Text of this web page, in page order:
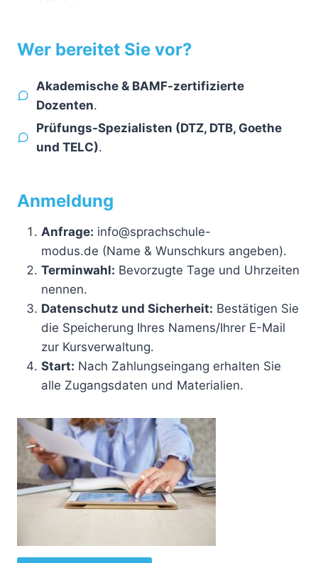
Wer bereitet Sie vor?
Akademische & BAMF-zertifizierte
Dozenten.
Prüfungs-Spezialisten (DTZ, DTB, Goethe
und TELC).
Anmeldung
Anfrage: info@sprachschule-
modus.de (Name & Wunschkurs angeben).
Terminwahl: Bevorzugte Tage und Uhrzeiten
nennen.
Datenschutz und Sicherheit: Bestätigen Sie
die Speicherung Ihres Namens/Ihrer E-Mail
zur Kursverwaltung.
Start: Nach Zahlungseingang erhalten Sie
alle Zugangsdaten und Materialien.